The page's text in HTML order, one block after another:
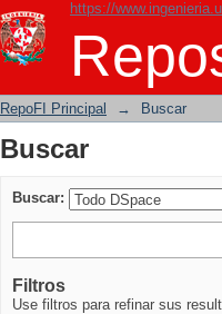
https://
Buscar
RepoFI Principal → Buscar
Buscar
Buscar:
Filtros
Use filtros para refinar sus